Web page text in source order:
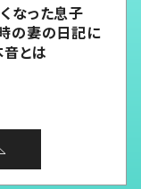
なった息子
の妻の日記に
とは